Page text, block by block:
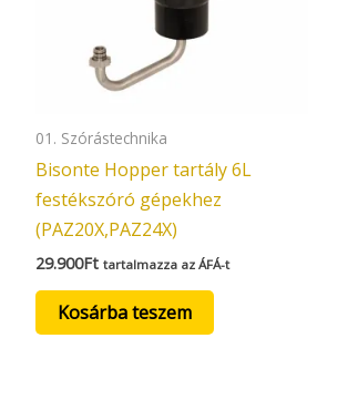
01. Szórástechnika
Bisonte Hopper tartály 6L
festékszóró gépekhez
(PAZ20X,PAZ24X)
29.900Ft tartalmazza az ÁFÁ-t
Kosárba teszem